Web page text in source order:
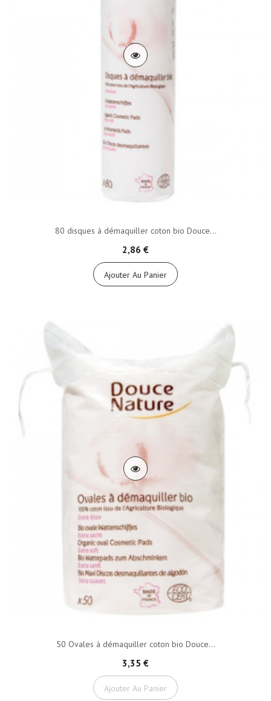
80 disques à démaquiller coton bio Douce...
2,86 €
Ajouter Au Panier
50 Ovales à démaquiller coton bio Douce...
3,35 €
Ajouter Au Panier